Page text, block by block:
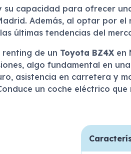
su capacidad para ofrecer
Además, al optar por
últimas tendencias del
renting de un Toyota BZ4Xen
algo fundamental en
asistencia en carretera y
un coche eléctrico